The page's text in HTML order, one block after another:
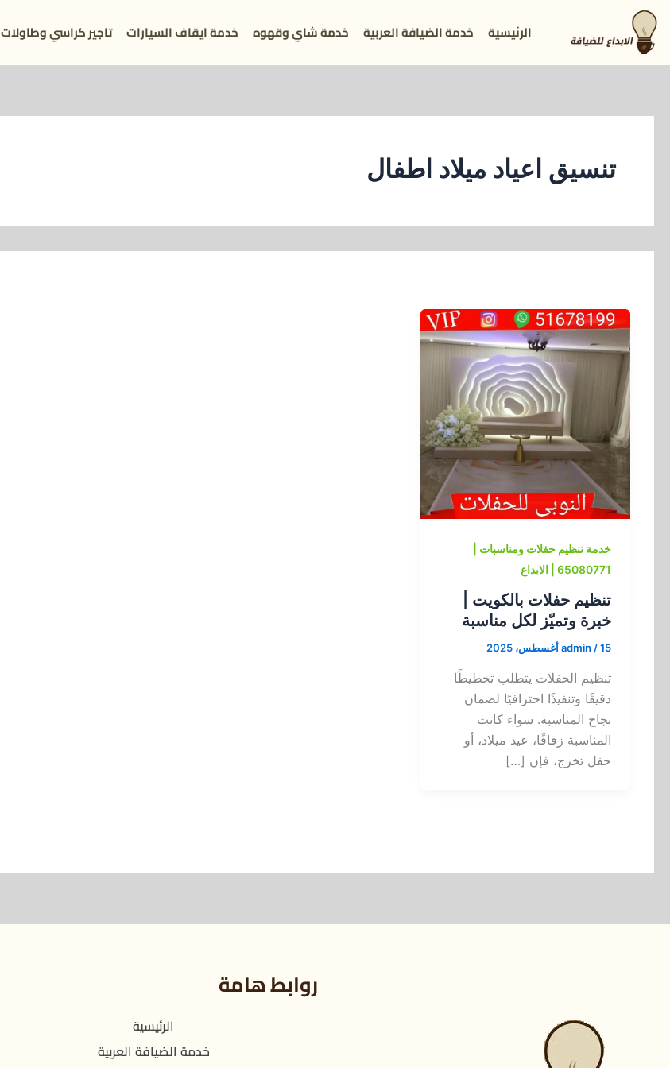
تخطي
إلى
المحتوى
الرئيسية خدمة الضيافة العربية خدمة شاي وقهوه خدمة ايقاف السيارات تاجير كراسي وطاولات
تنسيق اعياد ميلاد اطفال
خدمة تنظيم حفلات ومناسبات |
65080771 | الابداع
تنظيم حفلات بالكويت |
خبرة وتميّز لكل مناسبة
admin /15 أغسطس، 2025
تنظيم الحفلات يتطلب تخطيطًا
دقيقًا وتنفيذًا احترافيًا لضمان
نجاح المناسبة. سواء كانت
المناسبة زفافًا، عيد ميلاد، أو
حفل تخرج، فإن […]
روابط هامة
الرئيسية
خدمة الضيافة العربية